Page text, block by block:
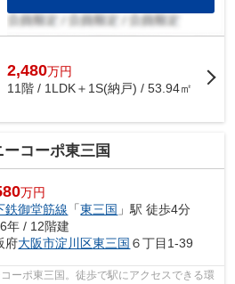
2,480万円
11階 / 1LDK＋1S(納戸) / 53.94㎡
ーコーポ東三国
万円
鉄御堂筋線 「東三国 」駅 徒歩4分
年 / 12階建
府大阪市淀川区東三国 ６丁目1-39
ーポ東三国。徒歩で駅にアクセスできる環